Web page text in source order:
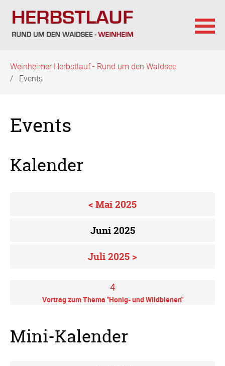
überspringen
Weinheimer Herbstlauf - Rund um den Waldsee
Events
Events
Kalender
< Mai 2025
Juni 2025
Juli 2025 >
4
Vortrag zum Thema "Honig- und Wildbienen"
Mini-Kalender